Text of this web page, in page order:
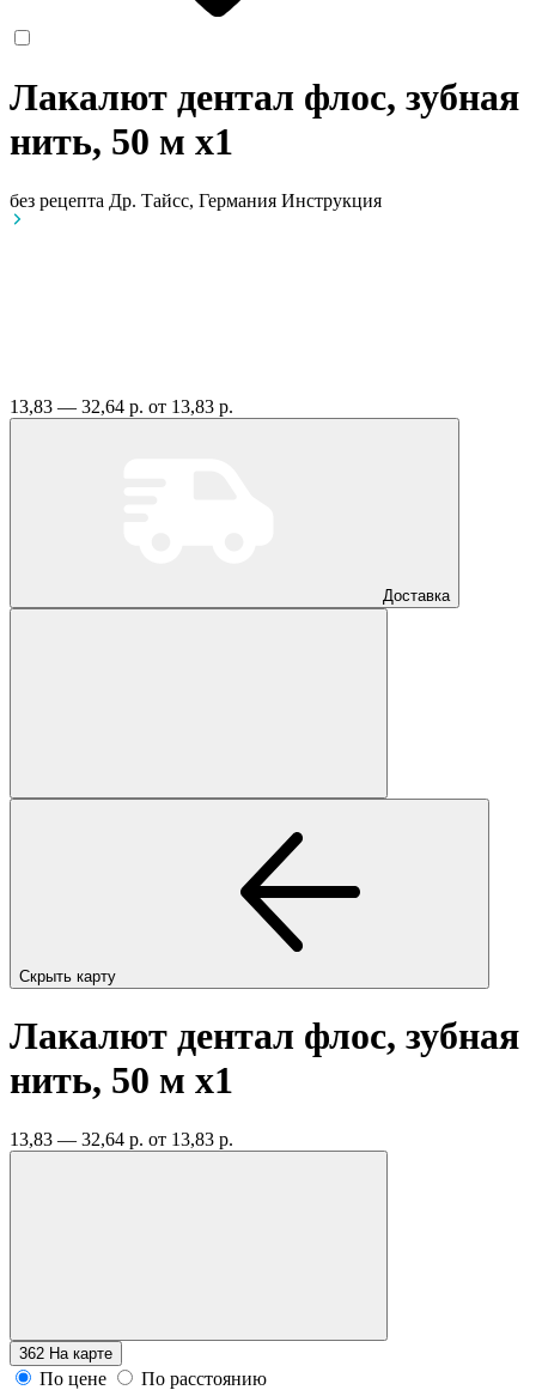
Лакалют дентал флос, зубная
нить, 50 м x1
без рецепта Др. Тайсс, Германия Инструкция
13,83 — 32,64 р. от 13,83 р.
Доставка
Скрыть карту
Лакалют дентал флос, зубная
нить, 50 м x1
13,83 — 32,64 р. от 13,83 р.
362 На карте
По цене
По расстоянию